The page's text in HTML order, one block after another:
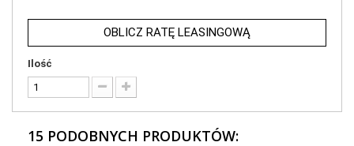
OBLICZ RATĘ LEASINGOWĄ
Ilość
15 PODOBNYCH PRODUKTÓW: